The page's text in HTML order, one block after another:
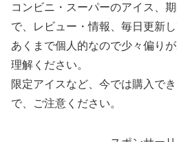
コンビニ・スーパーのアイス、
で、レビュー・情報、毎日更新し
あくまで個人的なので少々偏り
理解ください。
限定アイスなど、今では購入で
で、ご注意ください。